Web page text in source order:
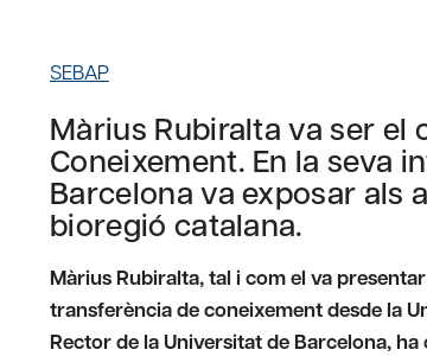
SEBAP
Màrius Rubiralta va ser el
Coneixement. En la seva
Barcelona va exposar als
bioregió catalana.
Màrius Rubiralta, tal i com el va
transferència de coneixement desde la
Rector de la Universitat de Barcelona,